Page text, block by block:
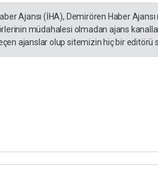
Ajansı (İHA), Demirören Haber
müdahalesi olmadan ajans
ajanslar olup sitemizin hiç bir editörü